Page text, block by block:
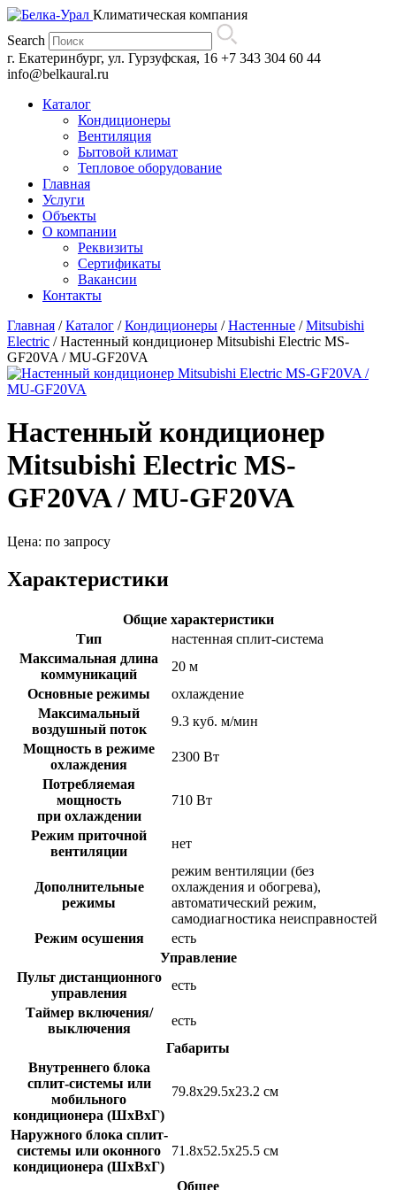
Климатическая компания
Search
г. Екатеринбург, ул. Гурзуфская, 16 +7 343 304 60 44
info@belkaural.ru
Каталог
Кондиционеры
Вентиляция
Бытовой климат
Тепловое оборудование
Главная
Услуги
Объекты
О компании
Реквизиты
Сертификаты
Вакансии
Контакты
Главная /Каталог /Кондиционеры /Настенные /Mitsubishi
Electric /Настенный кондиционер Mitsubishi Electric MS-
GF20VA / MU-GF20VA
Настенный кондиционер
Mitsubishi Electric MS-
GF20VA / MU-GF20VA
Цена: по запросу
Характеристики
Общие характеристики
Тип
настенная сплит-система
Максимальная длина
коммуникаций
20 м
Основные режимы
охлаждение
Максимальный
воздушный поток
9.3 куб. м/мин
Мощность в режиме
охлаждения
2300 Вт
Потребляемая
мощность
при охлаждении
710 Вт
Режим приточной
вентиляции
нет
Дополнительные
режимы
режим вентиляции (без
охлаждения и обогрева),
автоматический режим,
самодиагностика неисправностей
Режим осушения
есть
Управление
Пульт дистанционного
управления
есть
Таймер включения/
выключения
есть
Габариты
Внутреннего блока
сплит-системы или
мобильного
кондиционера (ШxВxГ)
79.8x29.5x23.2 см
Наружного блока сплит-
системы или оконного
кондиционера (ШxВxГ)
71.8x52.5x25.5 см
Общее